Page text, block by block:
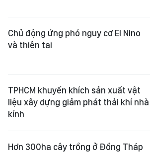
Chủ động ứng phó nguy cơ El Nino
và thiên tai
TPHCM khuyến khích sản xuất vật
liệu xây dựng giảm phát thải khí nhà
kính
Hơn 300ha cây trồng ở Đồng Tháp